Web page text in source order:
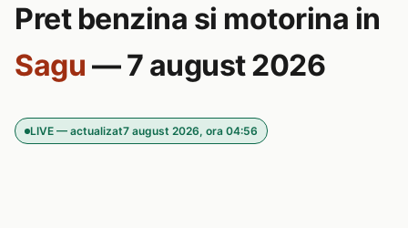
Pret benzina si motorina in
Sagu — 7 august 2026
LIVE — actualizat7 august 2026, ora 04:56